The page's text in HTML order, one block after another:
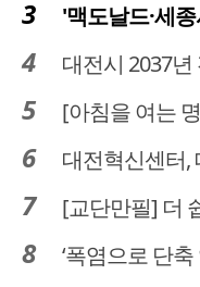
'맥도날드·세종시립박
대전시 2037년 전력
[아침을 여는 명
대전혁신센터,
[교단만필] 더 쉽
‘폭염으로 단